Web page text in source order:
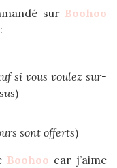
sur Boohoo
si vous voulez sur-
)
sont offerts)
Boohoo car j’aime